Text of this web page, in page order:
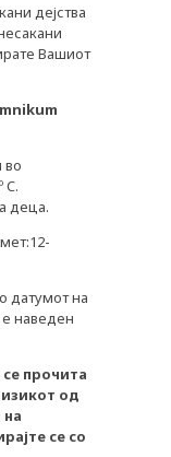
дејства
Вашиот
во
C.
деца.
датумот на
е наведен
се прочита
од
на
се со